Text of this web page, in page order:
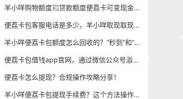
羊小咩购物额度和贷款额度便荔卡可变现金同时提现？攻略大揭秘！
便荔卡包客服电话是多少，羊小咩取现取现问题，方法解密！
羊小咩便荔卡包额度怎么回收的？“秒到”和“货到”区别是什么？分别怎么操作（攻略分享）
便荔卡包借钱app官网，通过微信公众号激活提现方法步骤！
便荔卡怎么提现？合规操作攻略分享！
羊小咩便荔卡包提现手续费？这个方法操作省一顿大餐费用！